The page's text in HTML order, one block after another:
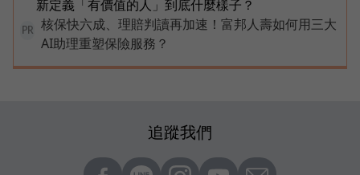
新定義「有價值的人」到底什麼樣子？
PR
核保快六成、理賠判讀再加速！富邦人壽如何用三大
AI助理重塑保險服務？
追蹤我們